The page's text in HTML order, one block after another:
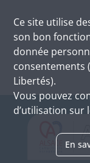
Ce site utilise
son bon
donnée
consentements
Libertés).
Vous pouvez
d’utilisation sur
En